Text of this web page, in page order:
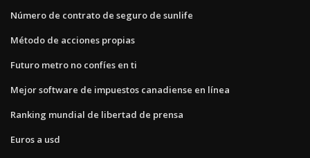
Número de contrato de seguro de sunlife
Método de acciones propias
Futuro metro no confíes en ti
Mejor software de impuestos canadiense en línea
Ranking mundial de libertad de prensa
Euros a usd